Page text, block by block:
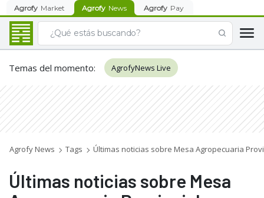
Agrofy Market Agrofy News Agrofy Pay
Temas del momento: AgrofyNews Live
Agrofy News Tags Últimas noticias sobre Mesa Agropecuaria
Últimas noticias sobre Mesa